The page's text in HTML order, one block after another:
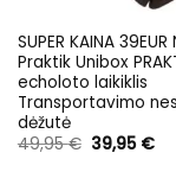
SUPER KAINA
Praktik Unibox
echoloto laikiklis
Transportavimo
dėžutė
49,95€ Original
price
39,95 €